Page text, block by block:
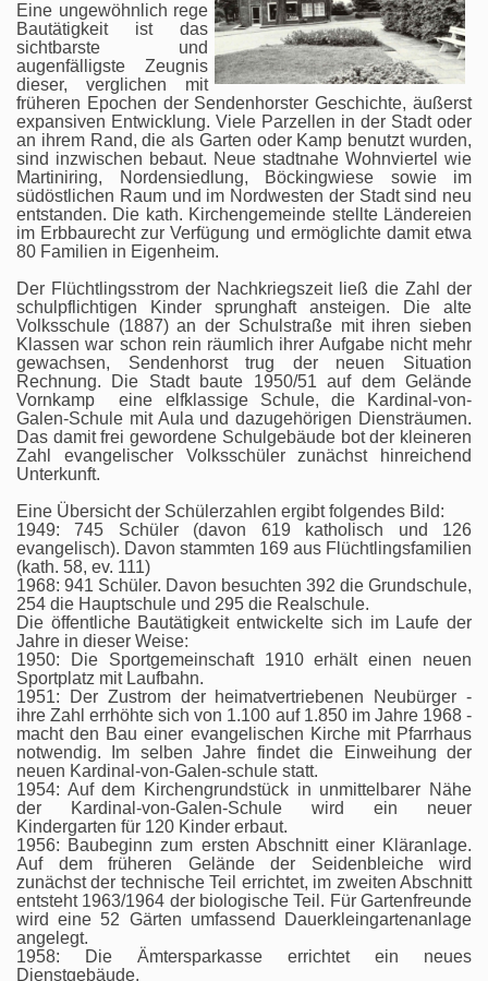
Eine ungewöhnlich rege
Bautätigkeit ist das
sichtbarste und
augenfälligste Zeugnis
dieser, verglichen mit
früheren Epochen der Sendenhorster Geschichte, äußerst
expansiven Entwicklung. Viele Parzellen in der Stadt oder
an ihrem Rand, die als Garten oder Kamp benutzt wurden,
sind inzwischen bebaut. Neue stadtnahe Wohnviertel wie
Martiniring, Nordensiedlung, Böckingwiese sowie im
südöstlichen Raum und im Nordwesten der Stadt sind neu
entstanden. Die kath. Kirchengemeinde stellte Ländereien
im Erbbaurecht zur Verfügung und ermöglichte damit etwa
80 Familien in Eigenheim.
Der Flüchtlingsstrom der Nachkriegszeit ließ die Zahl der
schulpflichtigen Kinder sprunghaft ansteigen. Die alte
Volksschule (1887) an der Schulstraße mit ihren sieben
Klassen war schon rein räumlich ihrer Aufgabe nicht mehr
gewachsen, Sendenhorst trug der neuen Situation
Rechnung. Die Stadt baute 1950/51 auf dem Gelände
Vornkamp eine elfklassige Schule, die Kardinal-von-
Galen-Schule mit Aula und dazugehörigen Diensträumen.
Das damit frei gewordene Schulgebäude bot der kleineren
Zahl evangelischer Volksschüler zunächst hinreichend
Unterkunft.
Eine Übersicht der Schülerzahlen ergibt folgendes Bild:
1949: 745 Schüler (davon 619 katholisch und 126
evangelisch). Davon stammten 169 aus Flüchtlingsfamilien
(kath. 58, ev. 111)
1968: 941 Schüler. Davon besuchten 392 die Grundschule,
254 die Hauptschule und 295 die Realschule.
Die öffentliche Bautätigkeit entwickelte sich im Laufe der
Jahre in dieser Weise:
1950: Die Sportgemeinschaft 1910 erhält einen neuen
Sportplatz mit Laufbahn.
1951: Der Zustrom der heimatvertriebenen Neubürger -
ihre Zahl errhöhte sich von 1.100 auf 1.850 im Jahre 1968 -
macht den Bau einer evangelischen Kirche mit Pfarrhaus
notwendig. Im selben Jahre findet die Einweihung der
neuen Kardinal-von-Galen-schule statt.
1954: Auf dem Kirchengrundstück in unmittelbarer Nähe
der Kardinal-von-Galen-Schule wird ein neuer
Kindergarten für 120 Kinder erbaut.
1956: Baubeginn zum ersten Abschnitt einer Kläranlage.
Auf dem früheren Gelände der Seidenbleiche wird
zunächst der technische Teil errichtet, im zweiten Abschnitt
entsteht 1963/1964 der biologische Teil. Für Gartenfreunde
wird eine 52 Gärten umfassend Dauerkleingartenanlage
angelegt.
1958: Die Ämtersparkasse errichtet ein neues
Dienstgebäude.